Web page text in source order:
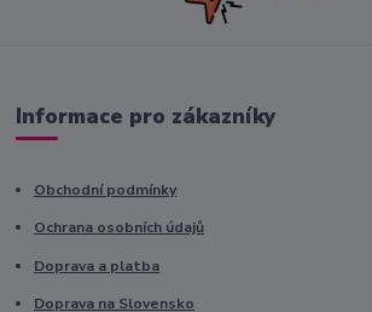
Informace pro zákazníky
Obchodní podmínky
Ochrana osobních údajů
Doprava a platba
Doprava na Slovensko